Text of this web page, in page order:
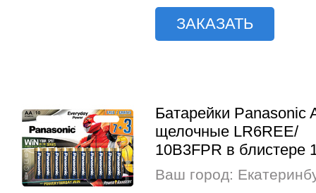
ЗАКАЗАТЬ
Батарейки Panasonic
щелочные LR6REE/
10B3FPR в блистере
Ваш город: